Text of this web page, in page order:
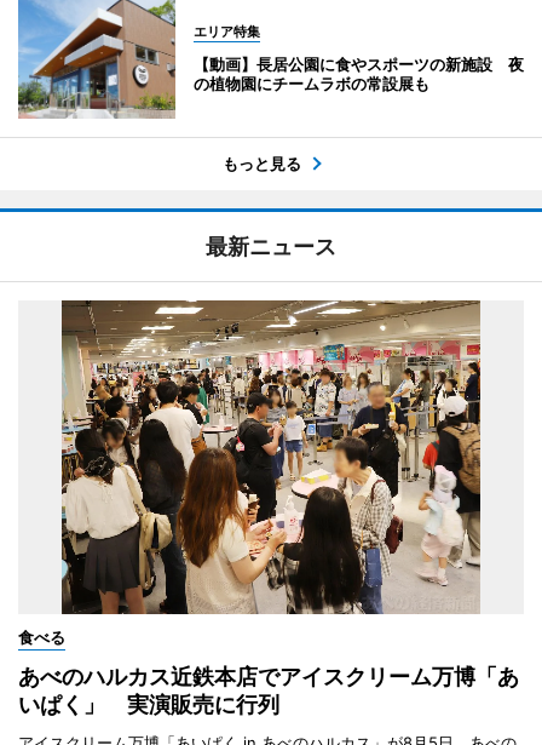
エリア特集
【動画】長居公園に食やスポーツの新施設 夜
の植物園にチームラボの常設展も
もっと見る
最新ニュース
食べる
あべのハルカス近鉄本店でアイスクリーム万博「あ
いぱく」 実演販売に行列